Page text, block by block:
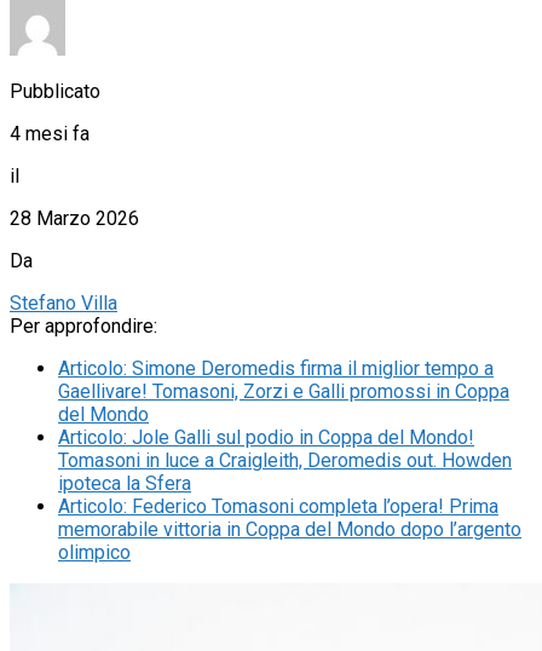
Pubblicato
4 mesi fa
il
28 Marzo 2026
Da
Stefano Villa
Per approfondire:
Articolo: Simone Deromedis firma il miglior tempo a
Gaellivare! Tomasoni, Zorzi e Galli promossi in Coppa
del Mondo
Articolo: Jole Galli sul podio in Coppa del Mondo!
Tomasoni in luce a Craigleith, Deromedis out. Howden
ipoteca la Sfera
Articolo: Federico Tomasoni completa l’opera! Prima
memorabile vittoria in Coppa del Mondo dopo l’argento
olimpico